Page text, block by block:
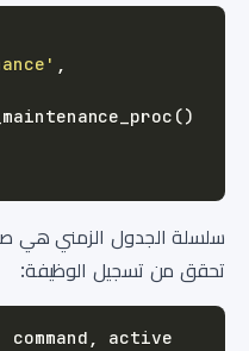
,
()
تحقق من تسجيل الوظيفة:
command ,